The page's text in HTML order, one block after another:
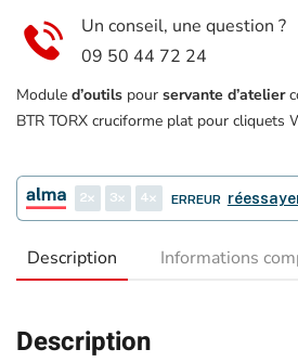
6
pans
12
pans
cliquet
Widmann
Un conseil, une question ?
09 50 44 72 24
Module d’outils pour servante d’atelier
BTR TORX cruciforme plat pour cliquets
2 3 4 ERREUR
Description Informations
Description